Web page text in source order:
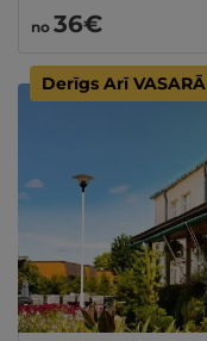
no 36€
Derīgs Arī VASARĀ